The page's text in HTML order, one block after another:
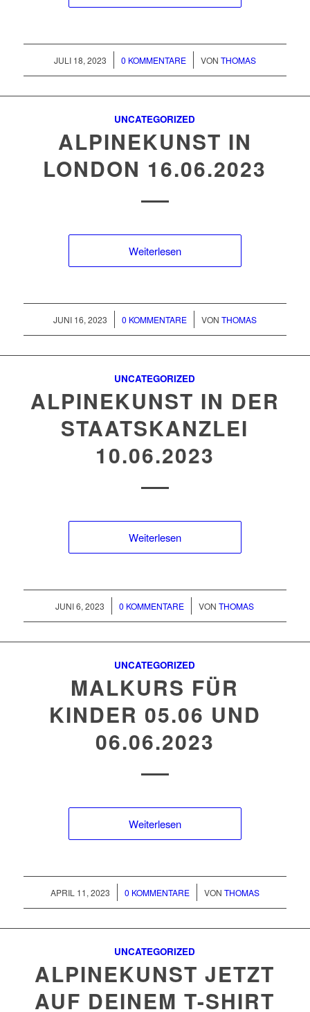
JULI 18, 2023
/ 0 KOMMENTARE
/ VON THOMAS
UNCATEGORIZED
ALPINEKUNST IN
LONDON 16.06.2023
Weiterlesen
JUNI 16, 2023
/ 0 KOMMENTARE
/ VON THOMAS
UNCATEGORIZED
ALPINEKUNST IN DER
STAATSKANZLEI
10.06.2023
Weiterlesen
JUNI 6, 2023
/ 0 KOMMENTARE
/ VONTHOMAS
UNCATEGORIZED
MALKURS FÜR
KINDER 05.06 UND
06.06.2023
Weiterlesen
APRIL 11, 2023
/ 0 KOMMENTARE
/ VON THOMAS
UNCATEGORIZED
ALPINEKUNST JETZT
AUF DEINEM T-SHIRT